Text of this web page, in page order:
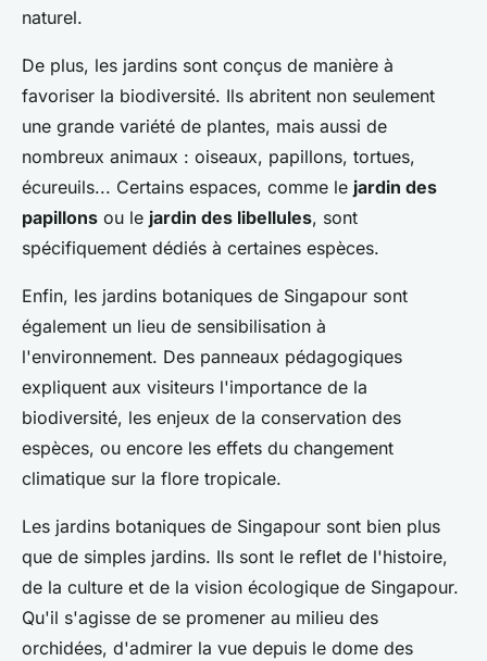
naturel.
De plus, les jardins sont conçus de manière à
favoriser la biodiversité. Ils abritent non seulement
une grande variété de plantes, mais aussi de
nombreux animaux : oiseaux, papillons, tortues,
écureuils... Certains espaces, comme le jardin des
papillons ou le jardin des libellules, sont
spécifiquement dédiés à certaines espèces.
Enfin, les jardins botaniques de Singapour sont
également un lieu de sensibilisation à
l'environnement. Des panneaux pédagogiques
expliquent aux visiteurs l'importance de la
biodiversité, les enjeux de la conservation des
espèces, ou encore les effets du changement
climatique sur la flore tropicale.
Les jardins botaniques de Singapour sont bien plus
que de simples jardins. Ils sont le reflet de l'histoire,
de la culture et de la vision écologique de Singapour.
Qu'il s'agisse de se promener au milieu des
orchidées, d'admirer la vue depuis le dome des